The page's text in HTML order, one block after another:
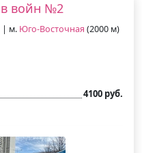
войн №2
| м. Юго-Восточная (2000 м)
4100 руб.